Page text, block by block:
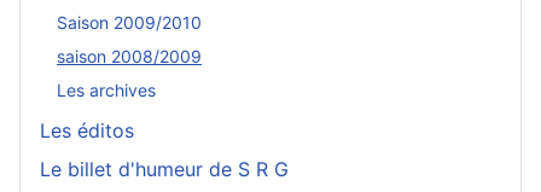
Saison 2009/2010
saison 2008/2009
Les archives
Les éditos
Le billet d'humeur de S R G